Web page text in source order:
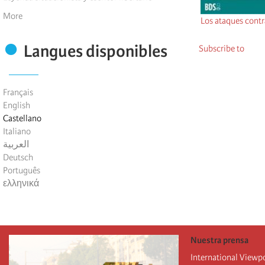
More
Langues disponibles
Français
English
Castellano
Italiano
العربية
Deutsch
Português
ελληνικά
Los ataques
Subscribe to
Nuestra prensa
International